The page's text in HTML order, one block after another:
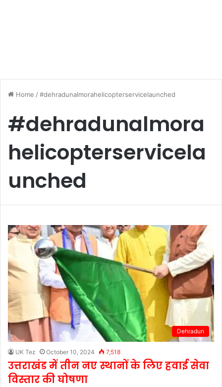
Home /#dehradunalmorahelicopterservicelaunched
#dehradunalmora
helicopterservicela
unched
Dehradun
UK Tez October 10, 2024 7,518
उत्तराखंड में तीन नए स्थानों के लिए हवाई सेवा
विस्तार की घोषणा